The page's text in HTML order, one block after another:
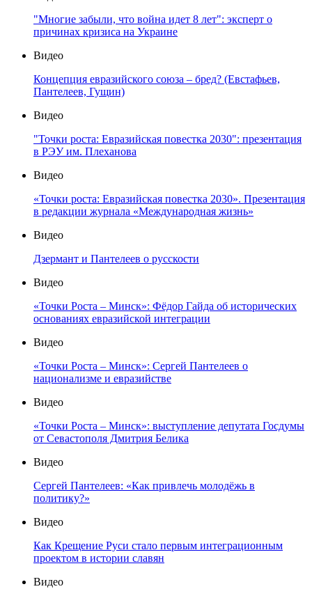
"Многие забыли, что война идет 8 лет": эксперт о
причинах кризиса на Украине
Видео
Концепция евразийского союза – бред? (Евстафьев,
Пантелеев, Гущин)
Видео
"Точки роста: Евразийская повестка 2030": презентация
в РЭУ им. Плеханова
Видео
«Точки роста: Евразийская повестка 2030». Презентация
в редакции журнала «Международная жизнь»
Видео
Дзермант и Пантелеев о русскости
Видео
«Точки Роста – Минск»: Фёдор Гайда об исторических
основаниях евразийской интеграции
Видео
«Точки Роста – Минск»: Сергей Пантелеев о
национализме и евразийстве
Видео
«Точки Роста – Минск»: выступление депутата Госдумы
от Севастополя Дмитрия Белика
Видео
Сергей Пантелеев: «Как привлечь молодёжь в
политику?»
Видео
Как Крещение Руси стало первым интеграционным
проектом в истории славян
Видео